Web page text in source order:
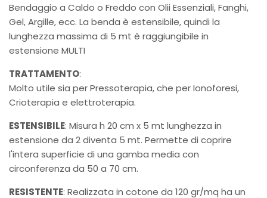
Bendaggio a Caldo o Freddo con Olii Essenziali, Fanghi,
Gel, Argille, ecc. La benda è estensibile, quindi la
lunghezza massima di 5 mt è raggiungibile in
estensione MULTI
TRATTAMENTO:
Molto utile sia per Pressoterapia, che per Ionoforesi,
Crioterapia e elettroterapia.
ESTENSIBILE: Misura h 20 cm x 5 mt lunghezza in
estensione da 2 diventa 5 mt. Permette di coprire
l'intera superficie di una gamba media con
circonferenza da 50 a 70 cm.
RESISTENTE: Realizzata in cotone da 120 gr/mq ha un